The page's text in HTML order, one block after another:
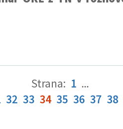
Strana: 1 ...
32 33 34 35 36 37 38